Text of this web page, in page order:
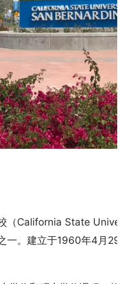
（California State
一。建立于1960年4月29